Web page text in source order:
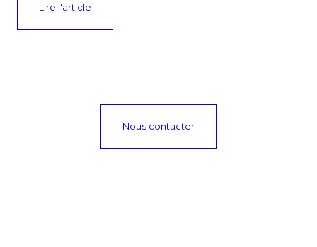
Lire l'article
Nous contacter